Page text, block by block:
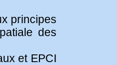
principes
des
et EPCI